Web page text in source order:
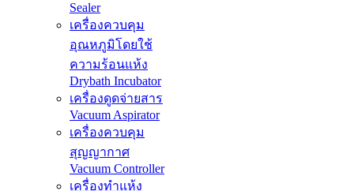
Sealer
เครื่องควบคุม
อุณหภูมิโดยใช้
ความร้อนแห้ง
Drybath Incubator
เครื่องดูดจ่ายสาร
Vacuum Aspirator
เครื่องควบคุม
สุญญากาศ
Vacuum Controller
เครื่องทำแห้ง